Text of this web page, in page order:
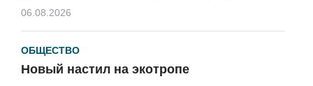
06.08.2026
ОБЩЕСТВО
Новый настил на экотропе